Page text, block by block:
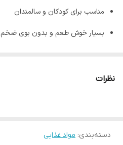
مناسب برای کودکان و سالمندان
بسیار خوش طعم و بدون بوی ضخم
کشور مبدا برند: مالزینظرات
دسته‌بندی: مواد غذایی